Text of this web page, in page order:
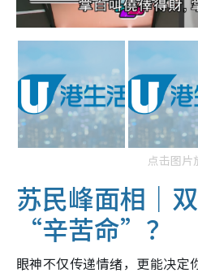
点击图片
苏民峰面相｜
“辛苦命”？
眼神不仅传递情绪，更能决